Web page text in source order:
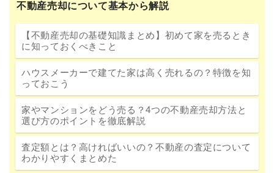
不動産売却について基本から解説
【不動産売却の基礎知識まとめ】初めて家を売るとき
に知っておくべきこと
ハウスメーカーで建てた家は高く売れるの？特徴を知
っておこう
家やマンションをどう売る？4つの不動産売却方法と
選び方のポイントを徹底解説
査定額とは？高ければいいの？不動産の査定について
わかりやすくまとめた